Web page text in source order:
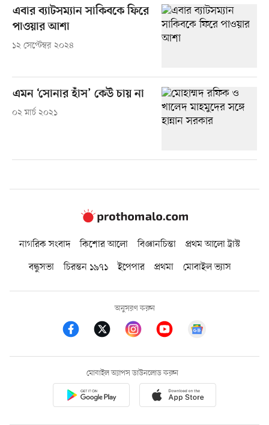
এবার ব্যাটসম্যান সাকিবকে ফিরে
পাওয়ার আশা
১২ সেপ্টেম্বর ২০২৪
এমন ‘সোনার হাঁস’ কেউ চায় না
০২ মার্চ ২০২১
নাগরিক সংবাদ কিশোর আলো বিজ্ঞানচিন্তা
প্রথম আলো ট্রাস্ট
বন্ধুসভা
চিরন্তন ১৯৭১ ইপেপার প্রথমা মোবাইল ভ্যাস
অনুসরণ করুন
মোবাইল অ্যাপস ডাউনলোড করুন